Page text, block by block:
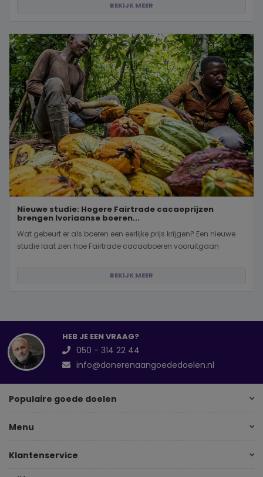
BEKIJK MEER
Nieuwe studie: Hogere Fairtrade cacaoprijzen
brengen Ivoriaanse boeren...
Wat gebeurt er als boeren een eerlijke prijs krijgen? Een nieuwe
studie laat zien hoe Fairtrade cacaoboeren vooruitgaan
BEKIJK MEER
HEB JE EEN VRAAG?
050 - 314 22 44
info@donerenaangoededoelen.nl
Populaire goede doelen
Menu
Klantenservice